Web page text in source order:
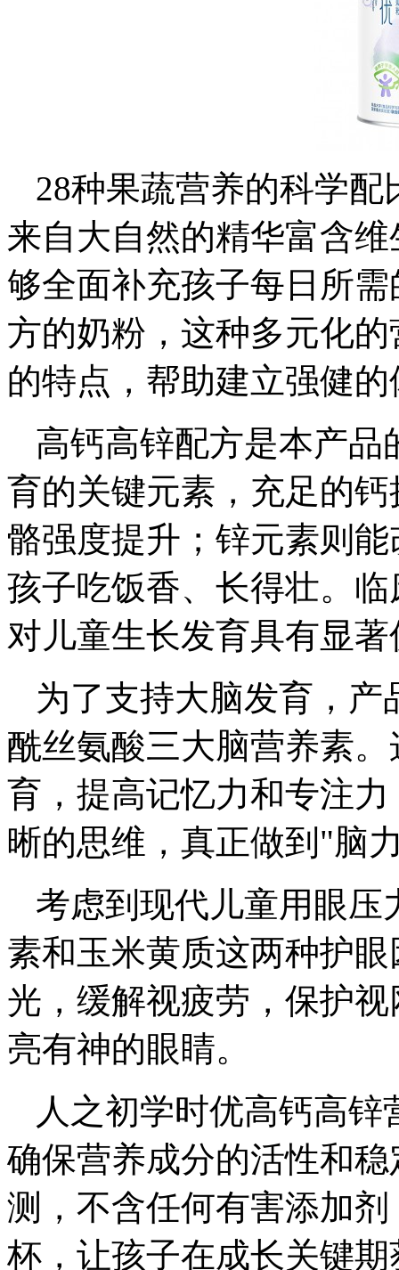
28种果蔬营养的科学
来自大自然的精华富含
够全面补充孩子每日所
方的奶粉，这种多元化
的特点，帮助建立强健
高钙高锌配方是本产品
育的关键元素，充足的
骼强度提升；锌元素则
孩子吃饭香、长得壮。
对儿童生长发育具有显
为了支持大脑发育，
酰丝氨酸三大脑营养素
育，提高记忆力和专注
晰的思维，真正做到"脑
考虑到现代儿童用眼压
素和玉米黄质这两种护
光，缓解视疲劳，保护
亮有神的眼睛。
人之初学时优高钙高
确保营养成分的活性和
测，不含任何有害添加
杯，让孩子在成长关键